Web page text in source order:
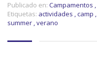
Publicado en: Campamentos ,
Etiquetas: actividades ,camp ,
summer ,verano